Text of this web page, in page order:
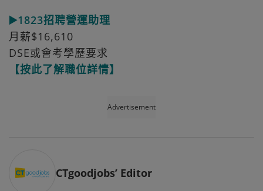
▶️1823招聘營運助理
月薪$16,610
DSE或會考學歷要求
【按此了解職位詳情】
Advertisement
CTgoodjobs’ Editor